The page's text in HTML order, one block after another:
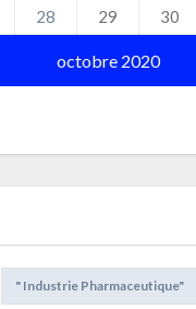
octobre 2020
28 29 30
" Industrie Pharmaceutique"